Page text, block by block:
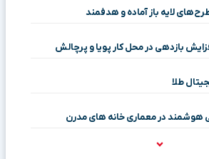
لایه باز آماده و هدفمند
بازدهی در محل کار پویا و پرچالش
طلا